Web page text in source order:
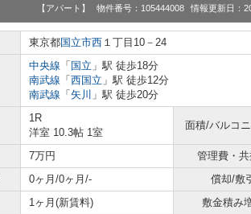
【アパート】 物件番号：105444008 情報更新日：
東京都国立市西 １丁目10－24
中央線 「 国立 」駅 徒歩18分
南武線 「 西国立 」駅 徒歩12分
南武線 「 矢川 」駅 徒歩20分
1R
洋室 10.3帖 1室
面積/バルコ
7万円 管理費・
0ヶ月/0ヶ月/- 償却/敷引
1ヶ月(新賃料) 敷金積み